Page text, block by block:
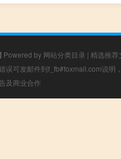
Powered by 网站分类目录 | 精选推荐
误可发邮件到f_fb#foxmail.com说明
及商业合作